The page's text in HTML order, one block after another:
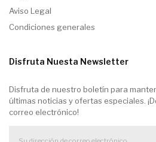
Aviso Legal
Condiciones generales
Disfruta Nuesta Newsletter
Disfruta de nuestro boletín para
últimas noticias y ofertas especiales.
correo electrónico!